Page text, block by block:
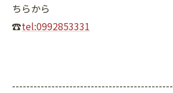
ちらから
☎tel:0992853331